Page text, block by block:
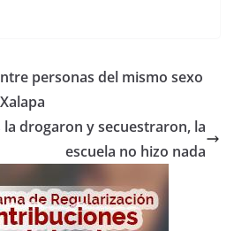
personas del mismo sexo
drogaron y secuestraron, la
escuela no hizo nada